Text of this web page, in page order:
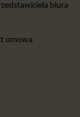
biura
umowa